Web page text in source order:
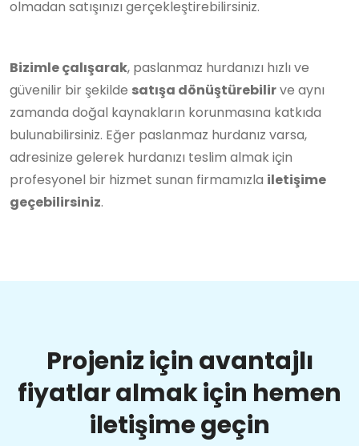
olmadan satışınızı gerçekleştirebilirsiniz.
Bizimle çalışarak, paslanmaz hurdanızı hızlı ve
güvenilir bir şekilde satışa dönüştürebilirve aynı
zamanda doğal kaynakların korunmasına katkıda
bulunabilirsiniz. Eğer paslanmaz hurdanız varsa,
adresinize gelerek hurdanızı teslim almak için
profesyonel bir hizmet sunan firmamızla iletişime
geçebilirsiniz.
Projeniz için avantajlı
fiyatlar almak için hemen
iletişime geçin